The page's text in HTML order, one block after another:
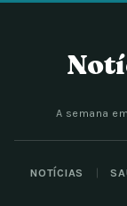
A semana
NOTÍCIAS